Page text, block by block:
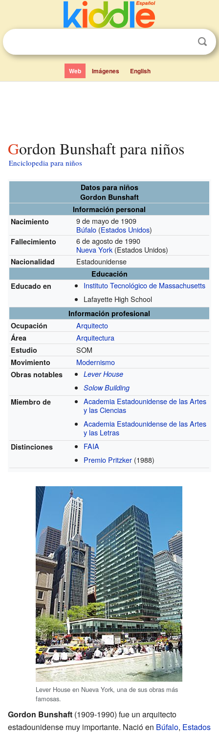
Web Imágenes English
Gordon Bunshaft para niños
Enciclopedia para niños
Datos para niños
Gordon Bunshaft
Información personal
Nacimiento
9 de mayo de 1909
Búfalo (Estados Unidos)
Fallecimiento
6 de agosto de 1990
Nueva York (Estados Unidos)
Nacionalidad Estadounidense
Educación
Educado en
Instituto Tecnológico de Massachusetts
Lafayette High School
Información profesional
Ocupación
Arquitecto
Área Arquitectura
Estudio SOM
Movimiento Modernismo
Obras notables
Lever House
Solow Building
Miembro de
Academia Estadounidense de las Artes
y las Ciencias
Academia Estadounidense de las Artes
y las Letras
Distinciones
FAIA
Premio Pritzker (1988)
Lever House en Nueva York, una de sus obras más
famosas.
Gordon Bunshaft (1909-1990) fue un arquitecto
estadounidense muy importante. Nació en Búfalo, Estados